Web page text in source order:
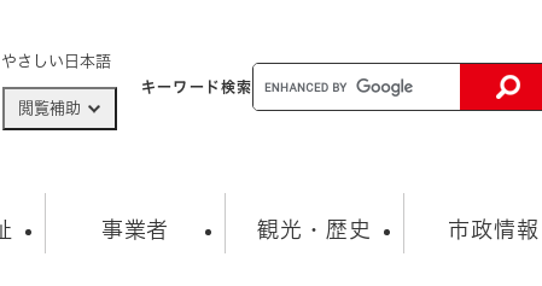
やさしい日本語
閲覧補助
キーワード検索
事業者 観光・歴史 市政情報